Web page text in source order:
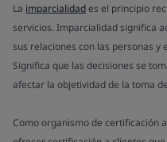
La imparcialidades el principio
servicios. Imparcialidad significa
sus relaciones con las personas y
Significa que las decisiones se
afectar la objetividad de la toma
Como organismo de certificación